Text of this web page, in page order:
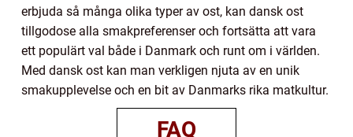
erbjuda så många olika typer av ost, kan dansk ost
tillgodose alla smakpreferenser och fortsätta att vara
ett populärt val både i Danmark och runt om i världen.
Med dansk ost kan man verkligen njuta av en unik
smakupplevelse och en bit av Danmarks rika matkultur.
FAQ